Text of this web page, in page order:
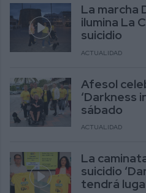
La marcha
ilumina La
suicidio
ACTUALIDAD
Afesol
‘Darkness
sábado
ACTUALIDAD
La
suicidio
tendrá